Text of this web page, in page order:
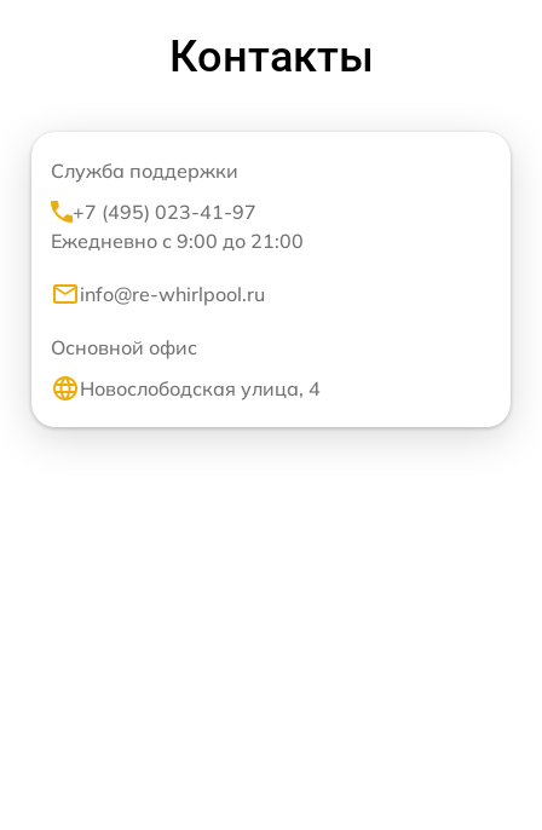
Контакты
Служба поддержки
+7 (495) 023-41-97
Ежедневно с 9:00 до 21:00
info@re-whirlpool.ru
Основной офис
Новослободская улица, 4